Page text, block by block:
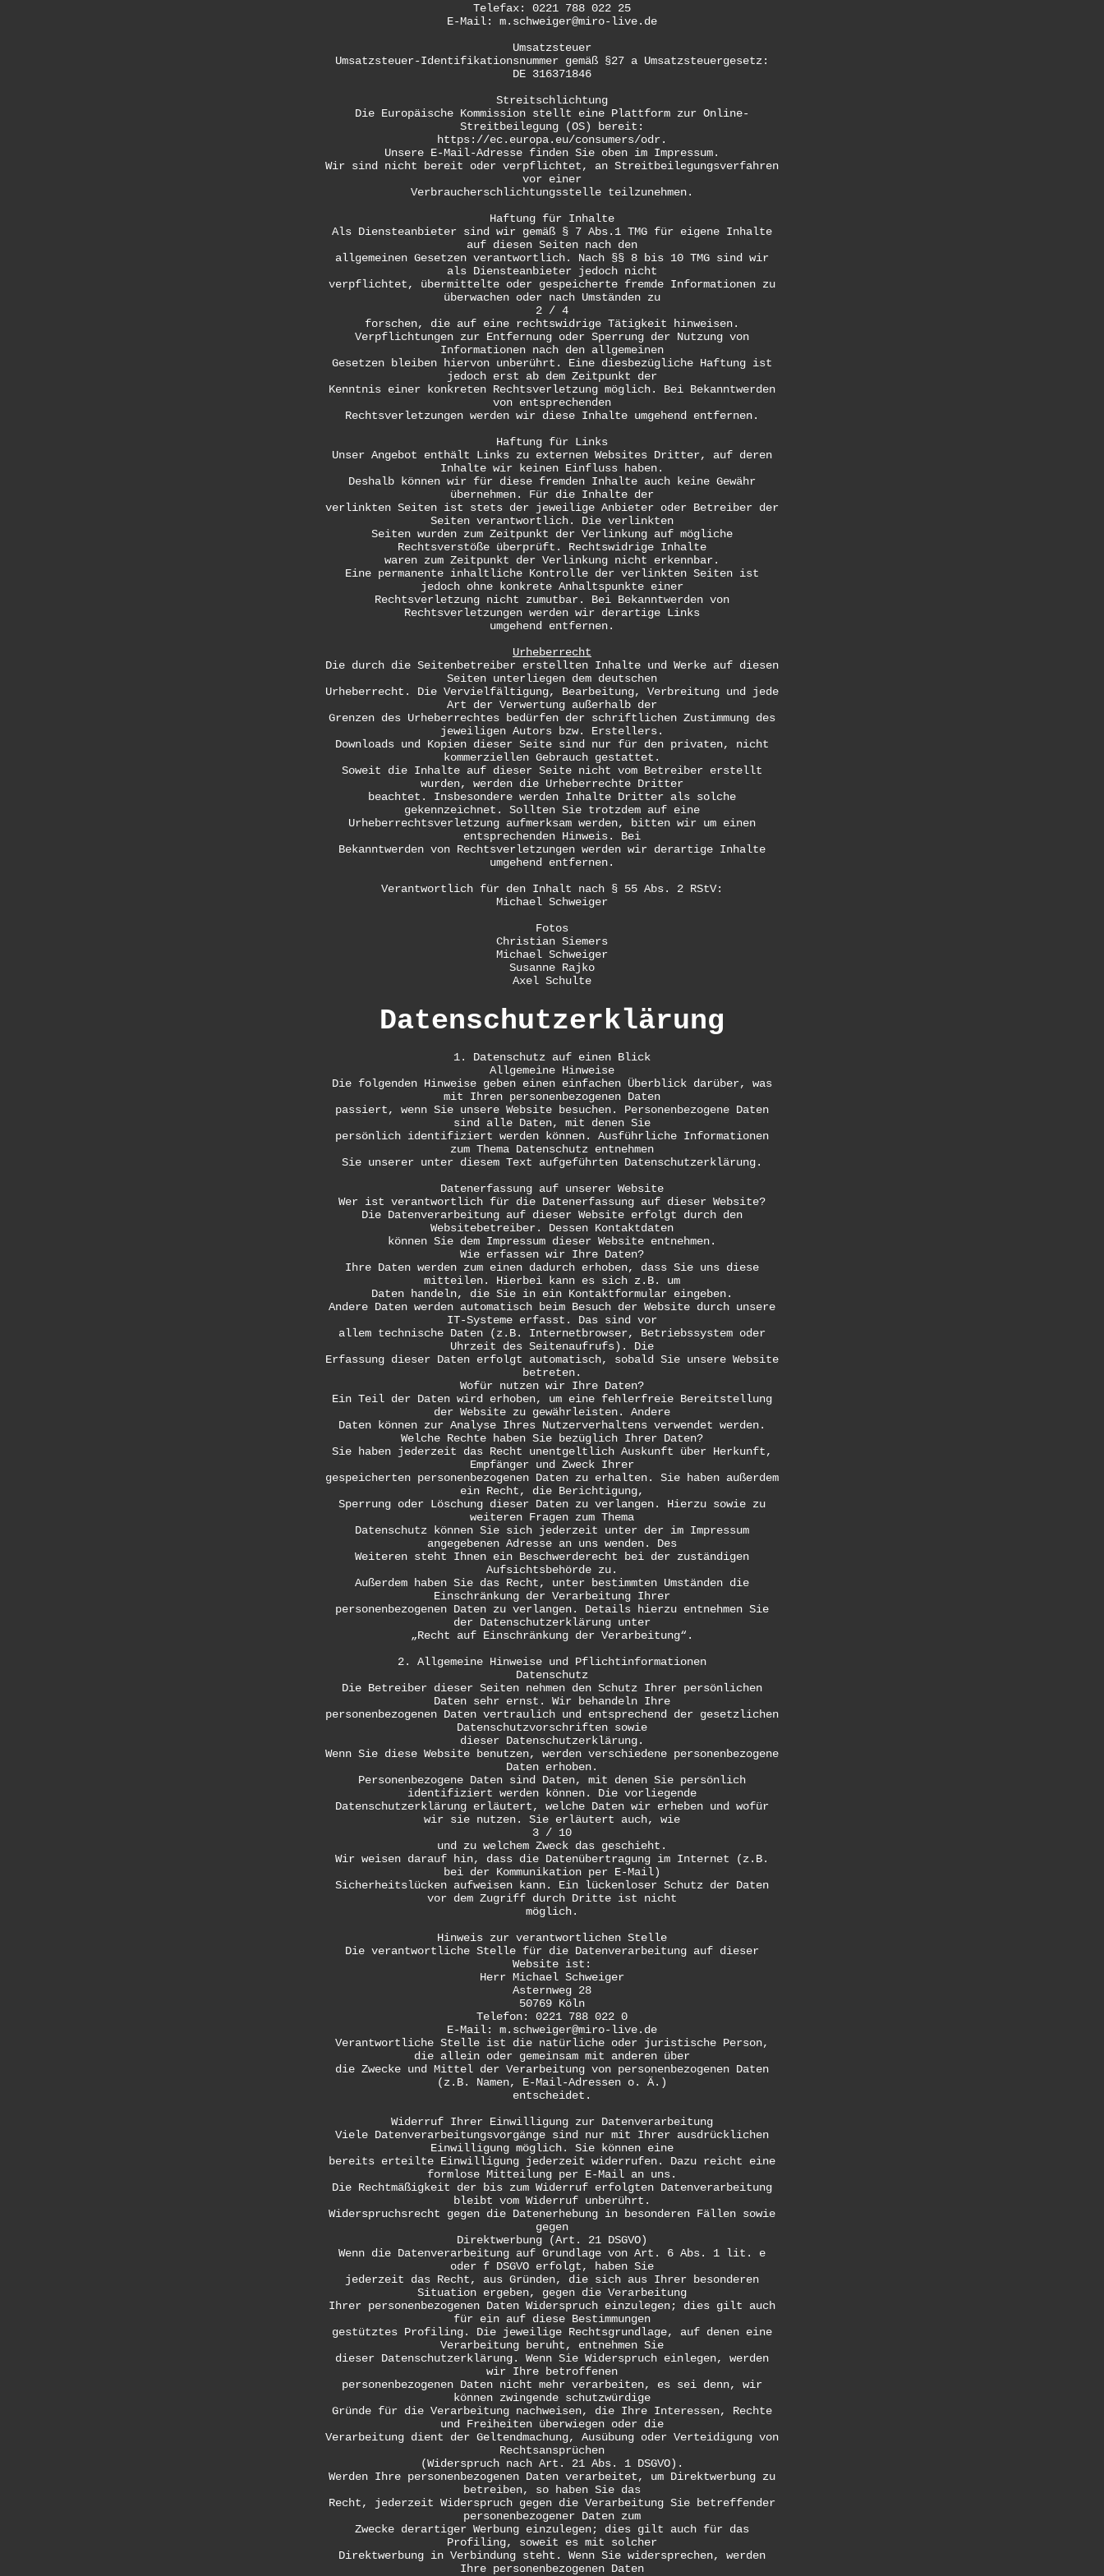
Telefax: 0221 788 022 25
E-Mail: m.schweiger@miro-live.de
Umsatzsteuer
Umsatzsteuer-Identifikationsnummer gemäß §27 a Umsatzsteuergesetz:
DE 316371846
Streitschlichtung
Die Europäische Kommission stellt eine Plattform zur Online-
Streitbeilegung (OS) bereit:
https://ec.europa.eu/consumers/odr.
Unsere E-Mail-Adresse finden Sie oben im Impressum.
Wir sind nicht bereit oder verpflichtet, an Streitbeilegungsverfahren
vor einer
Verbraucherschlichtungsstelle teilzunehmen.
Haftung für Inhalte
Als Diensteanbieter sind wir gemäß § 7 Abs.1 TMG für eigene Inhalte
auf diesen Seiten nach den
allgemeinen Gesetzen verantwortlich. Nach §§ 8 bis 10 TMG sind wir
als Diensteanbieter jedoch nicht
verpflichtet, übermittelte oder gespeicherte fremde Informationen zu
überwachen oder nach Umständen zu
2 / 4
forschen, die auf eine rechtswidrige Tätigkeit hinweisen.
Verpflichtungen zur Entfernung oder Sperrung der Nutzung von
Informationen nach den allgemeinen
Gesetzen bleiben hiervon unberührt. Eine diesbezügliche Haftung ist
jedoch erst ab dem Zeitpunkt der
Kenntnis einer konkreten Rechtsverletzung möglich. Bei Bekanntwerden
von entsprechenden
Rechtsverletzungen werden wir diese Inhalte umgehend entfernen.
Haftung für Links
Unser Angebot enthält Links zu externen Websites Dritter, auf deren
Inhalte wir keinen Einfluss haben.
Deshalb können wir für diese fremden Inhalte auch keine Gewähr
übernehmen. Für die Inhalte der
verlinkten Seiten ist stets der jeweilige Anbieter oder Betreiber der
Seiten verantwortlich. Die verlinkten
Seiten wurden zum Zeitpunkt der Verlinkung auf mögliche
Rechtsverstöße überprüft. Rechtswidrige Inhalte
waren zum Zeitpunkt der Verlinkung nicht erkennbar.
Eine permanente inhaltliche Kontrolle der verlinkten Seiten ist
jedoch ohne konkrete Anhaltspunkte einer
Rechtsverletzung nicht zumutbar. Bei Bekanntwerden von
Rechtsverletzungen werden wir derartige Links
umgehend entfernen.
Urheberrecht
Die durch die Seitenbetreiber erstellten Inhalte und Werke auf diesen
Seiten unterliegen dem deutschen
Urheberrecht. Die Vervielfältigung, Bearbeitung, Verbreitung und jede
Art der Verwertung außerhalb der
Grenzen des Urheberrechtes bedürfen der schriftlichen Zustimmung des
jeweiligen Autors bzw. Erstellers.
Downloads und Kopien dieser Seite sind nur für den privaten, nicht
kommerziellen Gebrauch gestattet.
Soweit die Inhalte auf dieser Seite nicht vom Betreiber erstellt
wurden, werden die Urheberrechte Dritter
beachtet. Insbesondere werden Inhalte Dritter als solche
gekennzeichnet. Sollten Sie trotzdem auf eine
Urheberrechtsverletzung aufmerksam werden, bitten wir um einen
entsprechenden Hinweis. Bei
Bekanntwerden von Rechtsverletzungen werden wir derartige Inhalte
umgehend entfernen.
Verantwortlich für den Inhalt nach § 55 Abs. 2 RStV:
Michael Schweiger
Fotos
Christian Siemers
Michael Schweiger
Susanne Rajko
Axel Schulte
Datenschutzerklärung
1. Datenschutz auf einen Blick
Allgemeine Hinweise
Die folgenden Hinweise geben einen einfachen Überblick darüber, was
mit Ihren personenbezogenen Daten
passiert, wenn Sie unsere Website besuchen. Personenbezogene Daten
sind alle Daten, mit denen Sie
persönlich identifiziert werden können. Ausführliche Informationen
zum Thema Datenschutz entnehmen
Sie unserer unter diesem Text aufgeführten Datenschutzerklärung.
Datenerfassung auf unserer Website
Wer ist verantwortlich für die Datenerfassung auf dieser Website?
Die Datenverarbeitung auf dieser Website erfolgt durch den
Websitebetreiber. Dessen Kontaktdaten
können Sie dem Impressum dieser Website entnehmen.
Wie erfassen wir Ihre Daten?
Ihre Daten werden zum einen dadurch erhoben, dass Sie uns diese
mitteilen. Hierbei kann es sich z.B. um
Daten handeln, die Sie in ein Kontaktformular eingeben.
Andere Daten werden automatisch beim Besuch der Website durch unsere
IT-Systeme erfasst. Das sind vor
allem technische Daten (z.B. Internetbrowser, Betriebssystem oder
Uhrzeit des Seitenaufrufs). Die
Erfassung dieser Daten erfolgt automatisch, sobald Sie unsere Website
betreten.
Wofür nutzen wir Ihre Daten?
Ein Teil der Daten wird erhoben, um eine fehlerfreie Bereitstellung
der Website zu gewährleisten. Andere
Daten können zur Analyse Ihres Nutzerverhaltens verwendet werden.
Welche Rechte haben Sie bezüglich Ihrer Daten?
Sie haben jederzeit das Recht unentgeltlich Auskunft über Herkunft,
Empfänger und Zweck Ihrer
gespeicherten personenbezogenen Daten zu erhalten. Sie haben außerdem
ein Recht, die Berichtigung,
Sperrung oder Löschung dieser Daten zu verlangen. Hierzu sowie zu
weiteren Fragen zum Thema
Datenschutz können Sie sich jederzeit unter der im Impressum
angegebenen Adresse an uns wenden. Des
Weiteren steht Ihnen ein Beschwerderecht bei der zuständigen
Aufsichtsbehörde zu.
Außerdem haben Sie das Recht, unter bestimmten Umständen die
Einschränkung der Verarbeitung Ihrer
personenbezogenen Daten zu verlangen. Details hierzu entnehmen Sie
der Datenschutzerklärung unter
„Recht auf Einschränkung der Verarbeitung“.
2. Allgemeine Hinweise und Pflichtinformationen
Datenschutz
Die Betreiber dieser Seiten nehmen den Schutz Ihrer persönlichen
Daten sehr ernst. Wir behandeln Ihre
personenbezogenen Daten vertraulich und entsprechend der gesetzlichen
Datenschutzvorschriften sowie
dieser Datenschutzerklärung.
Wenn Sie diese Website benutzen, werden verschiedene personenbezogene
Daten erhoben.
Personenbezogene Daten sind Daten, mit denen Sie persönlich
identifiziert werden können. Die vorliegende
Datenschutzerklärung erläutert, welche Daten wir erheben und wofür
wir sie nutzen. Sie erläutert auch, wie
3 / 10
und zu welchem Zweck das geschieht.
Wir weisen darauf hin, dass die Datenübertragung im Internet (z.B.
bei der Kommunikation per E-Mail)
Sicherheitslücken aufweisen kann. Ein lückenloser Schutz der Daten
vor dem Zugriff durch Dritte ist nicht
möglich.
Hinweis zur verantwortlichen Stelle
Die verantwortliche Stelle für die Datenverarbeitung auf dieser
Website ist:
Herr Michael Schweiger
Asternweg 28
50769 Köln
Telefon: 0221 788 022 0
E-Mail: m.schweiger@miro-live.de
Verantwortliche Stelle ist die natürliche oder juristische Person,
die allein oder gemeinsam mit anderen über
die Zwecke und Mittel der Verarbeitung von personenbezogenen Daten
(z.B. Namen, E-Mail-Adressen o. Ä.)
entscheidet.
Widerruf Ihrer Einwilligung zur Datenverarbeitung
Viele Datenverarbeitungsvorgänge sind nur mit Ihrer ausdrücklichen
Einwilligung möglich. Sie können eine
bereits erteilte Einwilligung jederzeit widerrufen. Dazu reicht eine
formlose Mitteilung per E-Mail an uns.
Die Rechtmäßigkeit der bis zum Widerruf erfolgten Datenverarbeitung
bleibt vom Widerruf unberührt.
Widerspruchsrecht gegen die Datenerhebung in besonderen Fällen sowie
gegen
Direktwerbung (Art. 21 DSGVO)
Wenn die Datenverarbeitung auf Grundlage von Art. 6 Abs. 1 lit. e
oder f DSGVO erfolgt, haben Sie
jederzeit das Recht, aus Gründen, die sich aus Ihrer besonderen
Situation ergeben, gegen die Verarbeitung
Ihrer personenbezogenen Daten Widerspruch einzulegen; dies gilt auch
für ein auf diese Bestimmungen
gestütztes Profiling. Die jeweilige Rechtsgrundlage, auf denen eine
Verarbeitung beruht, entnehmen Sie
dieser Datenschutzerklärung. Wenn Sie Widerspruch einlegen, werden
wir Ihre betroffenen
personenbezogenen Daten nicht mehr verarbeiten, es sei denn, wir
können zwingende schutzwürdige
Gründe für die Verarbeitung nachweisen, die Ihre Interessen, Rechte
und Freiheiten überwiegen oder die
Verarbeitung dient der Geltendmachung, Ausübung oder Verteidigung von
Rechtsansprüchen
(Widerspruch nach Art. 21 Abs. 1 DSGVO).
Werden Ihre personenbezogenen Daten verarbeitet, um Direktwerbung zu
betreiben, so haben Sie das
Recht, jederzeit Widerspruch gegen die Verarbeitung Sie betreffender
personenbezogener Daten zum
Zwecke derartiger Werbung einzulegen; dies gilt auch für das
Profiling, soweit es mit solcher
Direktwerbung in Verbindung steht. Wenn Sie widersprechen, werden
Ihre personenbezogenen Daten